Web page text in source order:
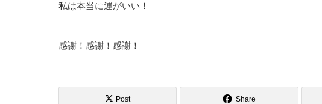
私は本当に運がいい！
感謝！感謝！感謝！
Post Share